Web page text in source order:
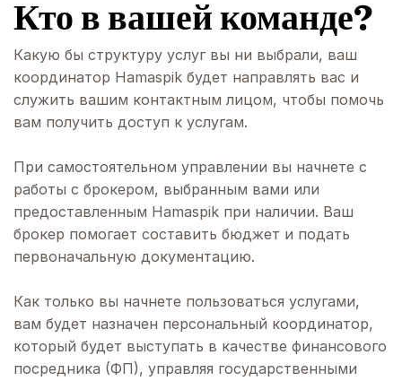
Кто в вашей команде?
Какую бы структуру услуг вы ни выбрали, ваш
координатор Hamaspik будет направлять вас и
служить вашим контактным лицом, чтобы помочь
вам получить доступ к услугам.
При самостоятельном управлении вы начнете с
работы с брокером, выбранным вами или
предоставленным Hamaspik при наличии. Ваш
брокер помогает составить бюджет и подать
первоначальную документацию.
Как только вы начнете пользоваться услугами,
вам будет назначен персональный координатор,
который будет выступать в качестве финансового
посредника (ФП), управляя государственными